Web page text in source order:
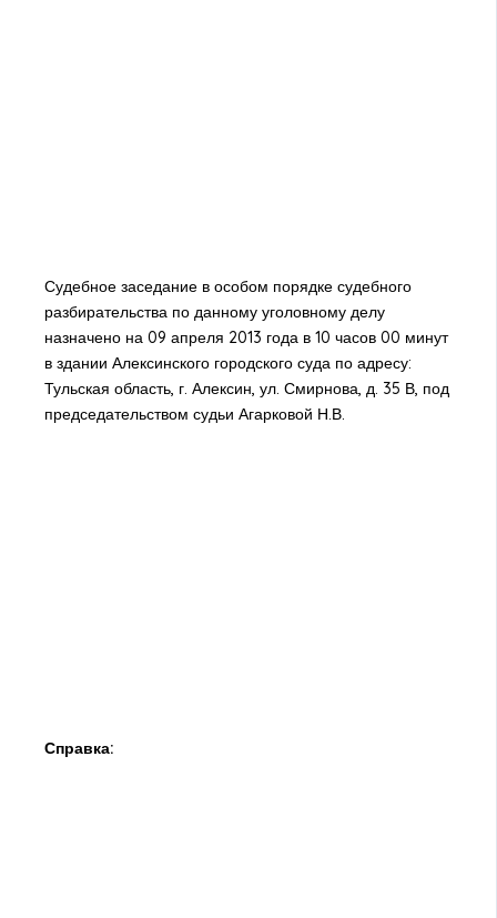
Судебное заседание в особом порядке судебного
разбирательства по данному уголовному делу
назначено на 09 апреля 2013 года в 10 часов 00 минут
в здании Алексинского городского суда по адресу:
Тульская область, г. Алексин, ул. Смирнова, д. 35 В, под
председательством судьи Агарковой Н.В.
Справка: